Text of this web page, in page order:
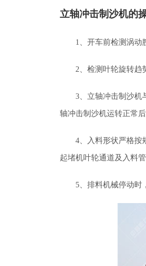
立轴冲击制沙机的
1、开车前检测涡动
2、检测叶轮旋转趋
3、立轴冲击制沙
轴冲击制沙机运转正常
4、入料形状严格按
起堵机叶轮通道及入料
5、排料机械停动时